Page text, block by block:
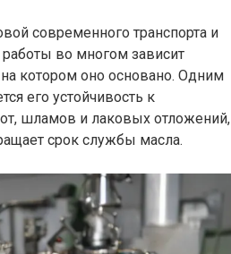
современного транспорта и
во многом зависит
котором оно основано. Одним
его устойчивость к
шламов и лаковых отложений,
срок службы масла.